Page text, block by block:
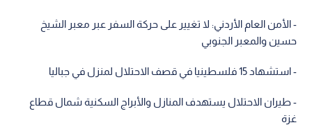
- الأمن العام الأردني: لا تغيير على حركة السفر عبر معبر الشيخ
حسين والمعبر الجنوبي
- استشهاد 15 فلسطينيا في قصف الاحتلال لمنزل في جباليا
- طيران الاحتلال يستهدف المنازل والأبراج السكنية شمال قطاع
غزة